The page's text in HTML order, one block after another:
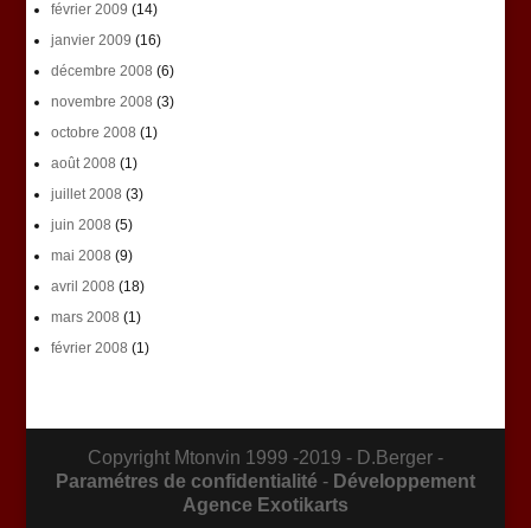
février 2009 (14)
janvier 2009 (16)
décembre 2008 (6)
novembre 2008 (3)
octobre 2008 (1)
août 2008 (1)
juillet 2008 (3)
juin 2008 (5)
mai 2008 (9)
avril 2008 (18)
mars 2008 (1)
février 2008 (1)
Copyright Mtonvin 1999 -2019 - D.Berger -
Paramétres de confidentialité - Développement
Agence Exotikarts